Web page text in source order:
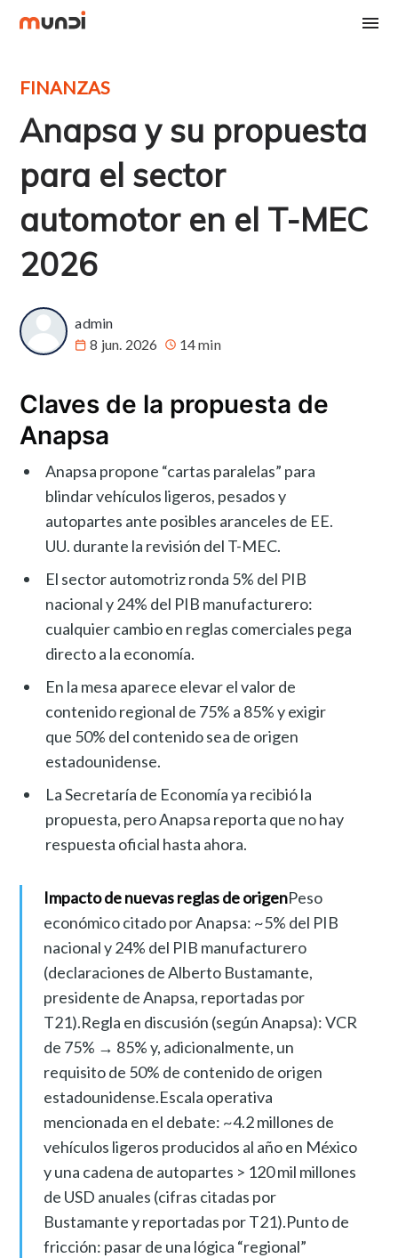
FINANZAS
Anapsa y su propuesta
para el sector
automotor en el T-MEC
2026
admin
8 jun. 2026
14 min
Claves de la propuesta de
Anapsa
Anapsa propone “cartas paralelas” para
blindar vehículos ligeros, pesados y
autopartes ante posibles aranceles de EE.
UU. durante la revisión del T-MEC.
El sector automotriz ronda 5% del PIB
nacional y 24% del PIB manufacturero:
cualquier cambio en reglas comerciales pega
directo a la economía.
En la mesa aparece elevar el valor de
contenido regional de 75% a 85% y exigir
que 50% del contenido sea de origen
estadounidense.
La Secretaría de Economía ya recibió la
propuesta, pero Anapsa reporta que no hay
respuesta oficial hasta ahora.
Impacto de nuevas reglas de origenPeso
económico citado por Anapsa: ~5% del PIB
nacional y 24% del PIB manufacturero
(declaraciones de Alberto Bustamante,
presidente de Anapsa, reportadas por
T21).Regla en discusión (según Anapsa): VCR
de 75% → 85% y, adicionalmente, un
requisito de 50% de contenido de origen
estadounidense.Escala operativa
mencionada en el debate: ~4.2 millones de
vehículos ligeros producidos al año en México
y una cadena de autopartes > 120 mil millones
de USD anuales (cifras citadas por
Bustamante y reportadas por T21).Punto de
fricción: pasar de una lógica “regional”